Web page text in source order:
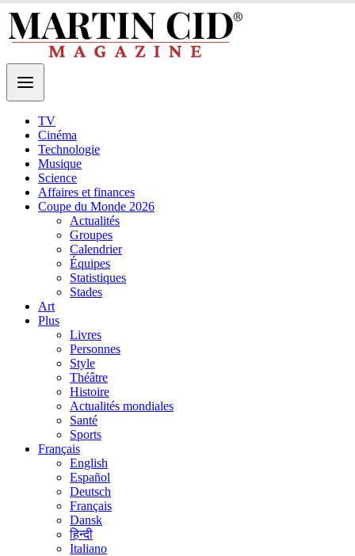
TV
Cinéma
Technologie
Musique
Science
Affaires et finances
Coupe du Monde 2026
Actualités
Groupes
Calendrier
Équipes
Statistiques
Stades
Art
Plus
Livres
Personnes
Style
Théâtre
Histoire
Actualités mondiales
Santé
Sports
Français
English
Español
Deutsch
Français
Dansk
हिन्दी
Italiano